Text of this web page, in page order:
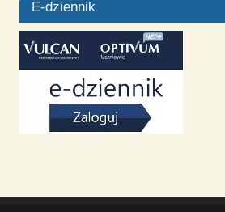
E-dziennik